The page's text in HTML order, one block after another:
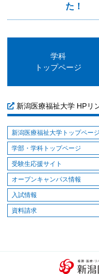
た！
学科
トップページ
新潟医療福祉大学 HPリ
新潟医療福祉大学トップページ
学部・学科トップページ
受験生応援サイト
オープンキャンパス情報
入試情報
資料請求